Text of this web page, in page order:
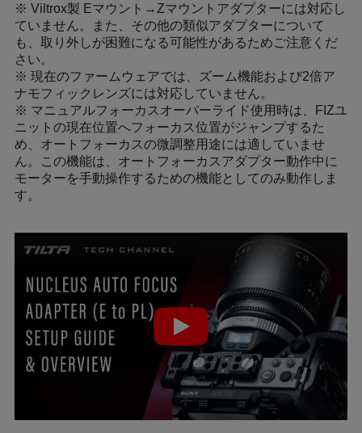
※ Viltrox製 Eマウント→Zマウントアダプターには対応し
ていません。また、その他の類似アダプターについて
も、取り外しが困難になる可能性があるためご注意くだ
さい。
※ 現在のファームウェアでは、ズーム機能および2倍ア
ナモフィックレンズには対応していません。
※ マニュアルフォーカスオーバーライド使用時は、FIZユ
ニットの現在位置へフォーカス位置がジャンプするた
め、オートフォーカスの微調整用途には適していませ
ん。この機能は、オートフォーカスアダプター動作中に
モーターを手動操作するための機能としてのみ動作しま
す。